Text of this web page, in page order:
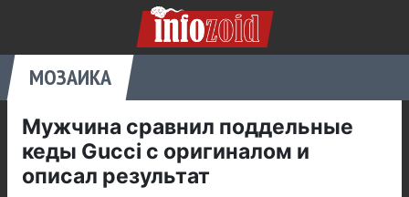
МОЗАИКА
Мужчина сравнил поддельные
кеды Gucci с оригиналом и
описал результат